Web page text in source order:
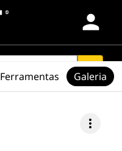
person
search
more_vert
Ferramentas Galeria